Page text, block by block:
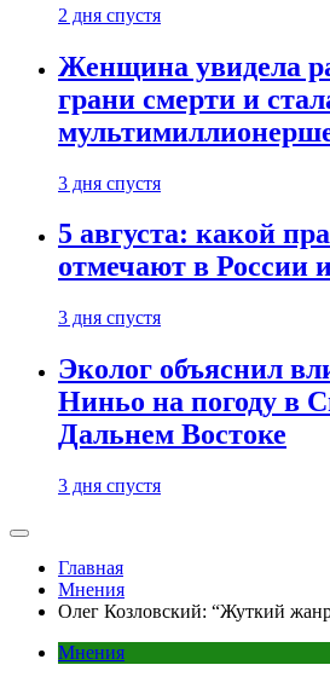
2 дня спустя
Женщина увидела
грани смерти и
3 дня спустя
5 августа: какой
отмечают в России
3 дня спустя
Эколог объяснил
Ниньо на погоду в
Дальнем Востоке
3 дня спустя
Главная
Мнения
Олег Козловский: “Жуткий
Мнения